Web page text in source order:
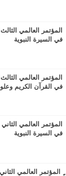
المؤتمر العالمي الثالث
في السيرة النبوية
المؤتمر العالمي الثالث
في القرآن الكريم
المؤتمر العالمي الثاني
في السيرة النبوية
المؤتمر العالمي